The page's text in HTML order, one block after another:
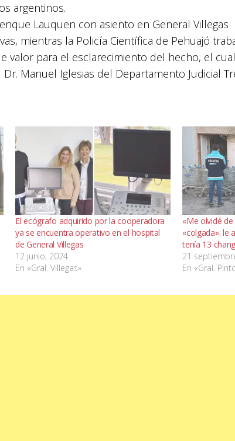
argentinos.
Lauquen con asiento en General
mientras la Policía Científica de Pehuajó
valor para el esclarecimiento del hecho, el
Manuel Iglesias del Departamento Judicial
El ecógrafo adquirido por la cooperadora
ya se encuentra operativo en el hospital
de General Villegas
12 junio, 2024
En «Gral. Villegas»
«Me olvidé
«colgada»: le
tenía 13
21
En «Gral.